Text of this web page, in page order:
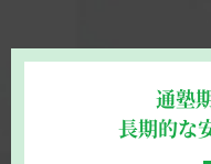
通塾
長期的な